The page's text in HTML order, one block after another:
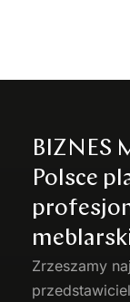
BIZNES
Polsce
Zrzeszamy